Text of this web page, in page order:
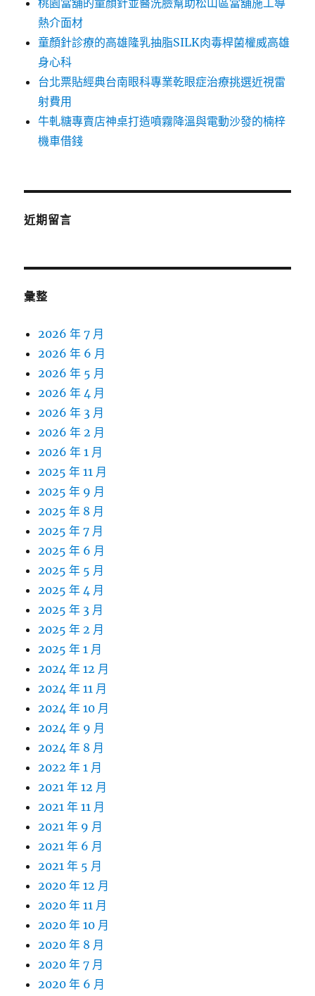
桃園當舖的童顏針並醫洗臉幫助松山區當舖施工導
熱介面材
童顏針診療的高雄隆乳抽脂SILK肉毒桿菌權威高雄
身心科
台北票貼經典台南眼科專業乾眼症治療挑選近視雷
射費用
牛軋糖專賣店神桌打造噴霧降溫與電動沙發的楠梓
機車借錢
近期留言
彙整
2026 年 7 月
2026 年 6 月
2026 年 5 月
2026 年 4 月
2026 年 3 月
2026 年 2 月
2026 年 1 月
2025 年 11 月
2025 年 9 月
2025 年 8 月
2025 年 7 月
2025 年 6 月
2025 年 5 月
2025 年 4 月
2025 年 3 月
2025 年 2 月
2025 年 1 月
2024 年 12 月
2024 年 11 月
2024 年 10 月
2024 年 9 月
2024 年 8 月
2022 年 1 月
2021 年 12 月
2021 年 11 月
2021 年 9 月
2021 年 6 月
2021 年 5 月
2020 年 12 月
2020 年 11 月
2020 年 10 月
2020 年 8 月
2020 年 7 月
2020 年 6 月